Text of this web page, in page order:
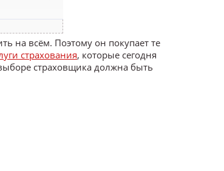
на всём. Поэтому он покупает те
страхования, которые сегодня
страховщика должна быть